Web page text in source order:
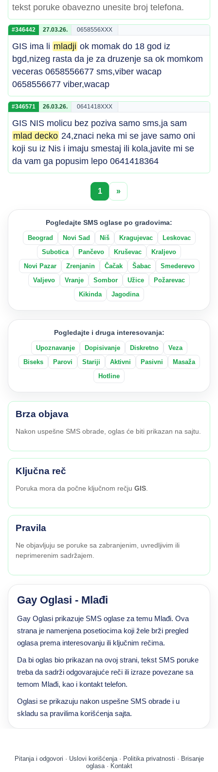
tekst poruke obavezno unesite broj telefona.
#346442 27.03.26. 0658556XXX
GIS ima li mladji ok momak do 18 god iz
bgd,nizeg rasta da je za druzenje sa ok momkom
veceras 0658556677 sms,viber wacap
0658556677 viber,wacap
#346571 26.03.26. 0641418XXX
GIS NIS molicu bez poziva samo sms,ja sam
mlad decko 24,znaci neka mi se jave samo oni
koji su iz Nis i imaju smestaj ili kola,javite mi se
da vam ga popusim lepo 0641418364
1 »
Pogledajte SMS oglase po gradovima:
Beograd Novi Sad Niš Kragujevac
Leskovac
Subotica
Pančevo Kruševac
Kraljevo
Novi Pazar
Zrenjanin Čačak Šabac
Smederevo
Valjevo
Vranje Sombor Užice
Požarevac
Kikinda
Jagodina
Pogledajte i druga interesovanja:
Upoznavanje Dopisivanje Diskretno
Veza
Biseks
Parovi Stariji Aktivni Pasivni
Masaža
Hotline
Brza objava
Nakon uspešne SMS obrade, oglas će biti prikazan na sajtu.
Ključna reč
Poruka mora da počne ključnom rečju GIS
Pravila
Ne objavljuju se poruke sa zabranjenim, uvredljivim ili
neprimerenim sadržajem.
Gay Oglasi - Mlađi
Gay Oglasi prikazuje SMS oglase za temu Mlađi. Ova
strana je namenjena posetiocima koji žele brži pregled
oglasa prema interesovanju ili ključnim rečima.
Da bi oglas bio prikazan na ovoj strani, tekst SMS poruke
treba da sadrži odgovarajuće reči ili izraze povezane sa
temom Mlađi, kao i kontakt telefon.
Oglasi se prikazuju nakon uspešne SMS obrade i u
skladu sa pravilima korišćenja sajta.
Pitanja i odgovori · Uslovi korišćenja· Politika privatnosti · Brisanje
oglasa· Kontakt